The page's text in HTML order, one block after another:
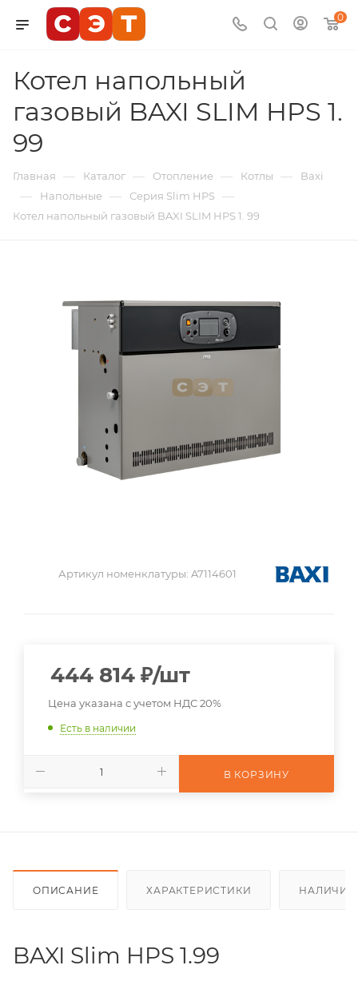
0
Котел напольный
газовый BAXI SLIM HPS 1.
99
Главная — Каталог — Отопление — Котлы — Baxi
— Напольные — Серия Slim HPS —
Котел напольный газовый BAXI SLIM HPS 1. 99
Артикул номенклатуры: A7114601
444 814 ₽/шт
Цена указана с учетом НДС 20%
Есть в наличии
В КОРЗИНУ
ОПИСАНИЕ ХАРАКТЕРИСТИКИ НАЛИЧИЕ
BAXI Slim HPS 1.99